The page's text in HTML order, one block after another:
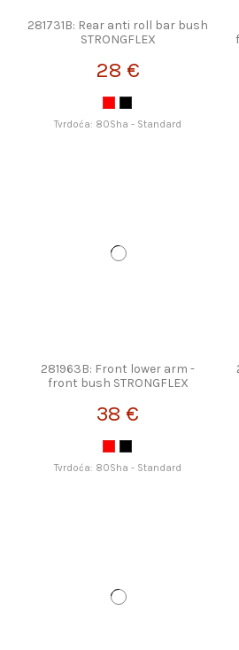
281731B: Rear anti roll bar bush
STRONGFLEX
28 €
Tvrdoća: 80Sha - Standard
281963B: Front lower arm -
front bush STRONGFLEX
38 €
Tvrdoća: 80Sha - Standard